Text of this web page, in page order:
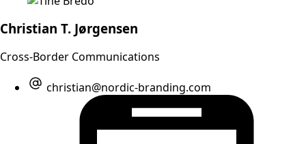
Christian T. Jørgensen
Cross-Border Communications
christian@nordic-branding.com